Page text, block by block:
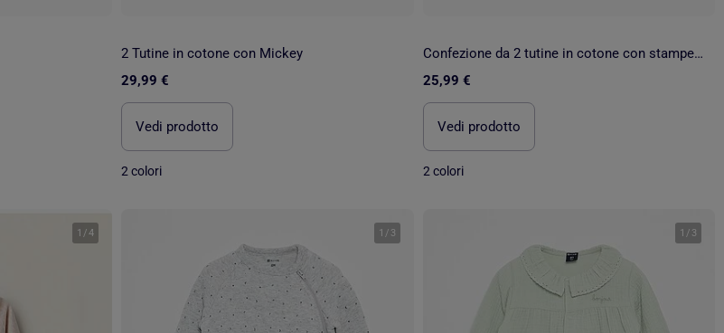
2 Tutine in cotone con Mickey
29,99 €
Vedi prodotto
2 colori
Confezione da 2 tutine in cotone con stampe di auto
25,99 €
Vedi prodotto
2 colori
1 /4 1 / 3 1 / 3